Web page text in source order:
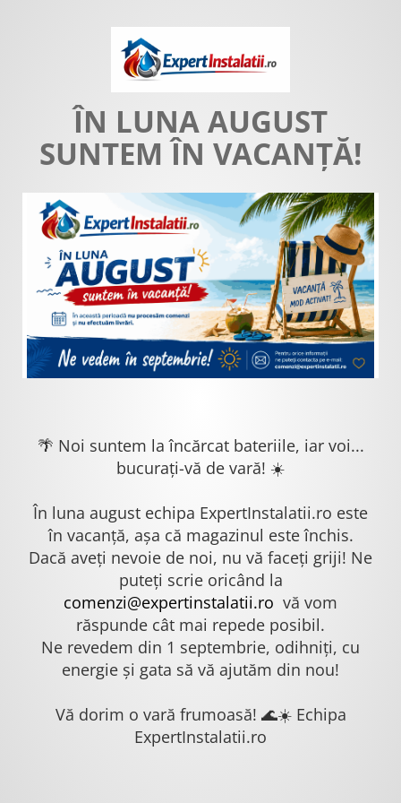
ÎN LUNA AUGUST
SUNTEM ÎN VACANȚĂ!
🌴 Noi suntem la încărcat bateriile, iar voi...
bucurați-vă de vară! ☀️
În luna august echipa ExpertInstalatii.ro este
în vacanță, așa că magazinul este închis.
Dacă aveți nevoie de noi, nu vă faceți griji! Ne
puteți scrie oricând la
comenzi@expertinstalatii.ro vă vom
răspunde cât mai repede posibil.
Ne revedem din 1 septembrie, odihniți, cu
energie și gata să vă ajutăm din nou!
Vă dorim o vară frumoasă! 🌊☀️ Echipa
ExpertInstalatii.ro